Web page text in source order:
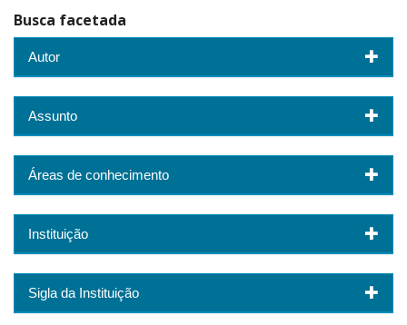
Busca facetada
Autor
Assunto
Áreas de conhecimento
Instituição
Sigla da Instituição